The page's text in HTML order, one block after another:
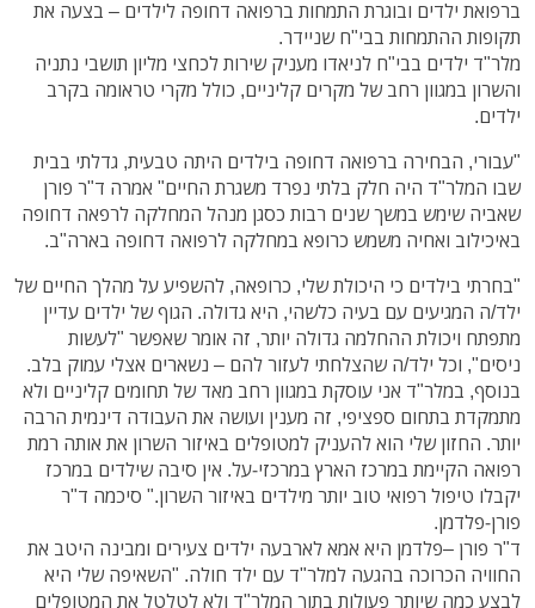
ברפואת ילדים ובוגרת התמחות ברפואה דחופה לילדים – בצעה את
תקופות ההתמחות בבי"ח שניידר.
מלר"ד ילדים בבי"ח לניאדו מעניק שירות לכחצי מליון תושבי נתניה
והשרון במגוון רחב של מקרים קליניים, כולל מקרי טראומה בקרב
ילדים.
"עבורי, הבחירה ברפואה דחופה בילדים היתה טבעית, גדלתי בבית
שבו המלר"ד היה חלק בלתי נפרד משגרת החיים" אמרה ד"ר פורן
שאביה שימש במשך שנים רבות כסגן מנהל המחלקה לרפאה דחופה
באיכילוב ואחיה משמש כרופא במחלקה לרפואה דחופה בארה"ב.
"בחרתי בילדים כי היכולת שלי, כרופאה, להשפיע על מהלך החיים של
ילד/ה המגיעים עם בעיה כלשהי, היא גדולה. הגוף של ילדים עדיין
מתפתח ויכולת ההחלמה גדולה יותר, זה אומר שאפשר "לעשות
ניסים", וכל ילד/ה שהצלחתי לעזור להם – נשארים אצלי עמוק בלב.
בנוסף, במלר"ד אני עוסקת במגוון רחב מאד של תחומים קליניים ולא
מתמקדת בתחום ספציפי, זה מענין ועושה את העבודה דינמית הרבה
יותר. החזון שלי הוא להעניק למטופלים באיזור השרון את אותה רמת
רפואה הקיימת במרכז הארץ במרכזי-על. אין סיבה שילדים במרכז
יקבלו טיפול רפואי טוב יותר מילדים באיזור השרון." סיכמה ד"ר
פורן-פלדמן.
ד"ר פורן –פלדמן היא אמא לארבעה ילדים צעירים ומבינה היטב את
החוויה הכרוכה בהגעה למלר"ד עם ילד חולה. "השאיפה שלי היא
לבצע כמה שיותר פעולות בתוך המלר"ד ולא לטלטל את המטופלים